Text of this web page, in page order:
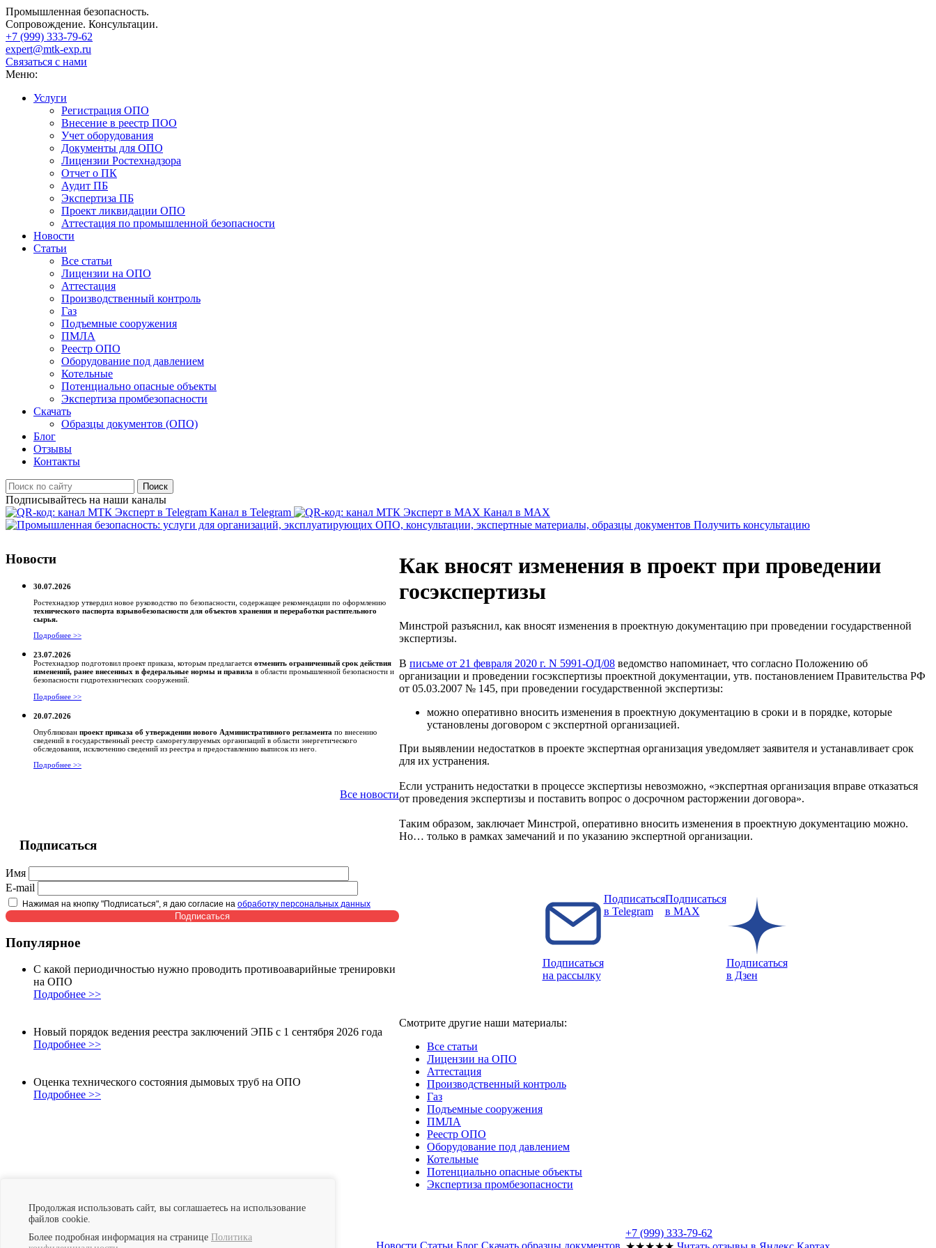
Промышленная безопасность.
Сопровождение. Консультации.
+7 (999) 333-79-62
expert@mtk-exp.ru
Связаться с нами
Меню:
Услуги
Регистрация ОПО
Внесение в реестр ПОО
Учет оборудования
Документы для ОПО
Лицензии Ростехнадзора
Отчет о ПК
Аудит ПБ
Экспертиза ПБ
Проект ликвидации ОПО
Аттестация по промышленной безопасности
Новости
Статьи
Все статьи
Лицензии на ОПО
Аттестация
Производственный контроль
Газ
Подъемные сооружения
ПМЛА
Реестр ОПО
Оборудование под давлением
Котельные
Потенциально опасные объекты
Экспертиза промбезопасности
Скачать
Образцы документов (ОПО)
Блог
Отзывы
Контакты
Поиск
Подписывайтесь на наши каналы
Канал в Telegram
Канал в MAX
Получить консультацию
Новости
30.07.2026
Ростехнадзор утвердил новое руководство по безопасности, содержащее рекомендации по оформлению
технического паспорта взрывобезопасности для объектов хранения и переработки растительного
сырья.
Подробнее >>
23.07.2026
Ростехнадзор подготовил проект приказа, которым предлагается отменить ограниченный срок действия
изменений, ранее внесенных в федеральные нормы и правила в области промышленной безопасности и
безопасности гидротехнических сооружений.
Подробнее >>
20.07.2026
Опубликован проект приказа об утверждении нового Административного регламента по внесению
сведений в государственный реестр саморегулируемых организаций в области энергетического
обследования, исключению сведений из реестра и предоставлению выписок из него.
Подробнее >>
Все новости
Подписаться
Имя
E-mail
Нажимая на кнопку "Подписаться", я даю согласие на обработку персональных данных
Популярное
С какой периодичностью нужно проводить противоаварийные тренировки
на ОПО
Подробнее >>
Новый порядок ведения реестра заключений ЭПБ с 1 сентября 2026 года
Подробнее >>
Оценка технического состояния дымовых труб на ОПО
Подробнее >>
Как вносят изменения в проект при проведении
госэкспертизы
Минстрой разъяснил, как вносят изменения в проектную документацию при проведении государственной
экспертизы.
В письме от 21 февраля 2020 г. N 5991-ОД/08 ведомство напоминает, что согласно Положению об
организации и проведении госэкспертизы проектной документации, утв. постановлением Правительства РФ
от 05.03.2007 № 145, при проведении государственной экспертизы:
можно оперативно вносить изменения в проектную документацию в сроки и в порядке, которые
установлены договором с экспертной организацией.
При выявлении недостатков в проекте экспертная организация уведомляет заявителя и устанавливает срок
для их устранения.
Если устранить недостатки в процессе экспертизы невозможно, «экспертная организация вправе отказаться
от проведения экспертизы и поставить вопрос о досрочном расторжении договора».
Таким образом, заключает Минстрой, оперативно вносить изменения в проектную документацию можно.
Но… только в рамках замечаний и по указанию экспертной организации.
Подписаться
на рассылку
Подписаться
в Telegram
Подписаться
в MAX
Подписаться
в Дзен
Смотрите другие наши материалы:
Все статьи
Лицензии на ОПО
Аттестация
Производственный контроль
Газ
Подъемные сооружения
ПМЛА
Реестр ОПО
Оборудование под давлением
Котельные
Потенциально опасные объекты
Экспертиза промбезопасности
Нам доверяют
Регистрация ОПО Постановка на учет оборудования
Новости Статьи Блог Скачать образцы документов
+7 (999) 333-79-62
Продолжая использовать сайт, вы соглашаетесь на использование
файлов cookie.
Более подробная информация на странице Политика